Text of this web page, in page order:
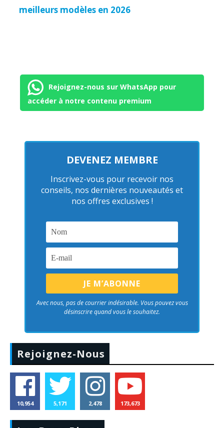
meilleurs modèles en 2026
Rejoignez-nous sur WhatsApp pour
accéder à notre contenu premium
DEVENEZ MEMBRE
Inscrivez-vous pour recevoir nos
conseils, nos dernières nouveautés et
nos offres exclusives !
Avec nous, pas de courrier indésirable. Vous pouvez vous
désinscrire quand vous le souhaitez.
Rejoignez-Nous
10,954 5,171 2,478 173,673